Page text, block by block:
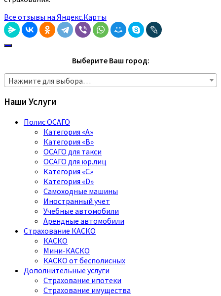
Все отзывы на Яндекс.Карты
Выберите Ваш город:
Нажмите для выбора…
Наши Услуги
Полис ОСАГО
Категория «A»
Категория «B»
ОСАГО для такси
ОСАГО для юр.лиц
Категория «C»
Категория «D»
Самоходные машины
Иностранный учет
Учебные автомобили
Арендные автомобили
Страхование КАСКО
КАСКО
Мини-КАСКО
КАСКО от бесполисных
Дополнительные услуги
Страхование ипотеки
Страхование имущества